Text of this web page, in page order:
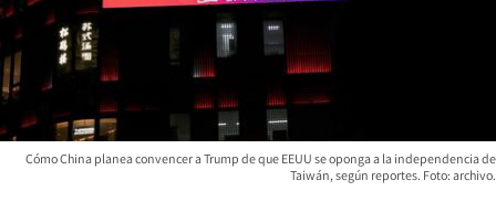
Cómo China planea convencer a Trump de que EEUU se oponga a la independencia de
Taiwán, según reportes. Foto: archivo.